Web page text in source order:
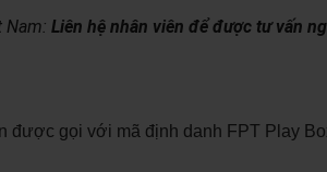
Nam: Liên hệ nhân viên để được tư vấn
được gọi với mã định danh FPT Play